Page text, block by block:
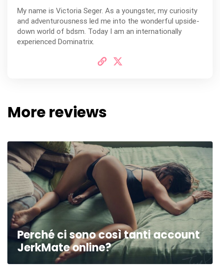
My name is Victoria Seger. As a youngster, my curiosity
and adventurousness led me into the wonderful upside-
down world of bdsm. Today I am an internationally
experienced Dominatrix.
More reviews
Perché ci sono così tanti account
JerkMate online?